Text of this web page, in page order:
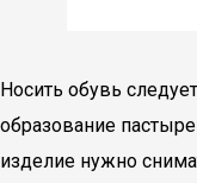
Носить обувь
образование
изделие нужно